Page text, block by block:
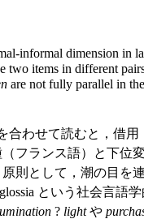
informal dimension in
two items in different
are not fully parallel in
わせて読むと，借用
フランス語）と下位
則として，潮の目を
という社会言語
? lightや